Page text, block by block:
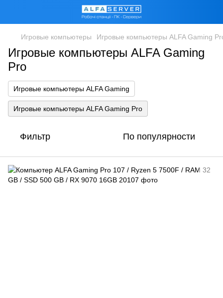
Игровые компьютеры Игровые компьютеры ALFA Gaming
Игровые компьютеры ALFA Gaming
Pro
Игровые компьютеры ALFA Gaming
Игровые компьютеры ALFA Gaming Pro
Фильтр По популярности